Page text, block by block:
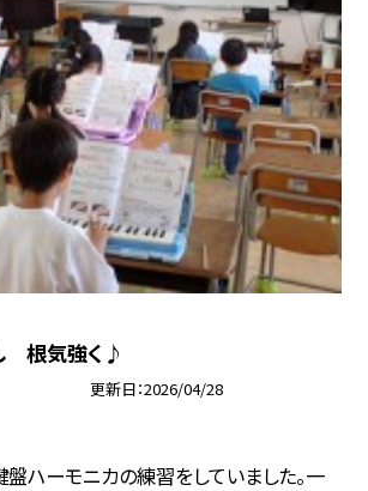
根気強く♪
更新日 2026/04/28
ハーモニカの練習をしていました。一